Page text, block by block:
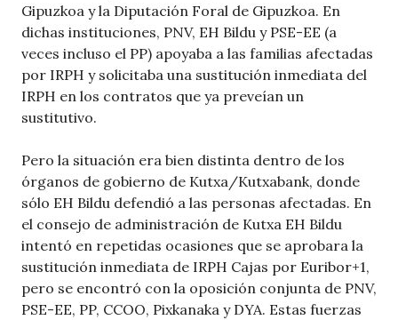
Gipuzkoa y la Diputación Foral de Gipuzkoa. En
dichas instituciones, PNV, EH Bildu y PSE-EE (a
veces incluso el PP) apoyaba a las familias afectadas
por IRPH y solicitaba una sustitución inmediata del
IRPH en los contratos que ya preveían un
sustitutivo.
Pero la situación era bien distinta dentro de los
órganos de gobierno de Kutxa/Kutxabank, donde
sólo EH Bildu defendió a las personas afectadas. En
el consejo de administración de Kutxa EH Bildu
intentó en repetidas ocasiones que se aprobara la
sustitución inmediata de IRPH Cajas por Euribor+1,
pero se encontró con la oposición conjunta de PNV,
PSE-EE, PP, CCOO, Pixkanaka y DYA. Estas fuerzas